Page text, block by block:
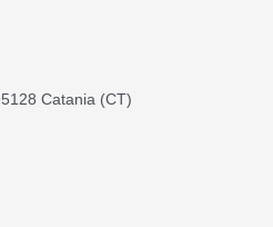
Catania (CT)